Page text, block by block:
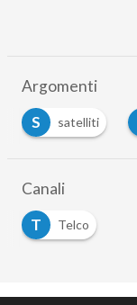
Argomenti
S
satelliti
Canali
T
Telco